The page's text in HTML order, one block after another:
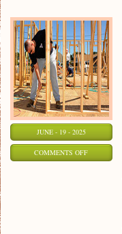
JUNE - 19 - 2025
COMMENTS OFFON